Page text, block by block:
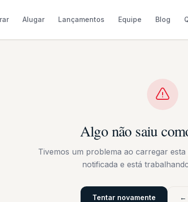
Alugar Lançamentos Equipe Blog
Algo não saiu
Tivemos um problema ao carregar esta
notificada e está
Tentar novamente ←